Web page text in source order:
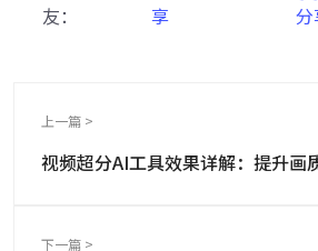
友：
上一篇 >
视频超分AI工具效果详解：提升画
下一篇 >